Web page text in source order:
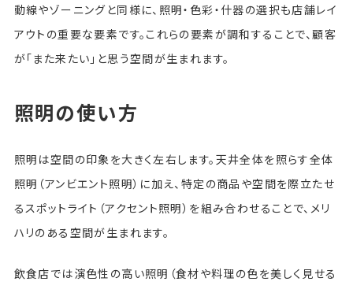
動線やゾーニングと同様に、照明・色彩・什器の選択も店舗レイ
アウトの重要な要素です。これらの要素が調和することで、顧客
が「また来たい」と思う空間が生まれます。
照明の使い方
照明は空間の印象を大きく左右します。天井全体を照らす全体
照明（アンビエント照明）に加え、特定の商品や空間を際立たせ
るスポットライト（アクセント照明）を組み合わせることで、メリ
ハリのある空間が生まれます。
飲食店では演色性の高い照明（食材や料理の色を美しく見せる